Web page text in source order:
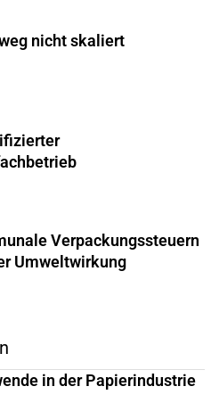
nicht skaliert
Verpackungssteuern
Umweltwirkung
in der Papierindustrie